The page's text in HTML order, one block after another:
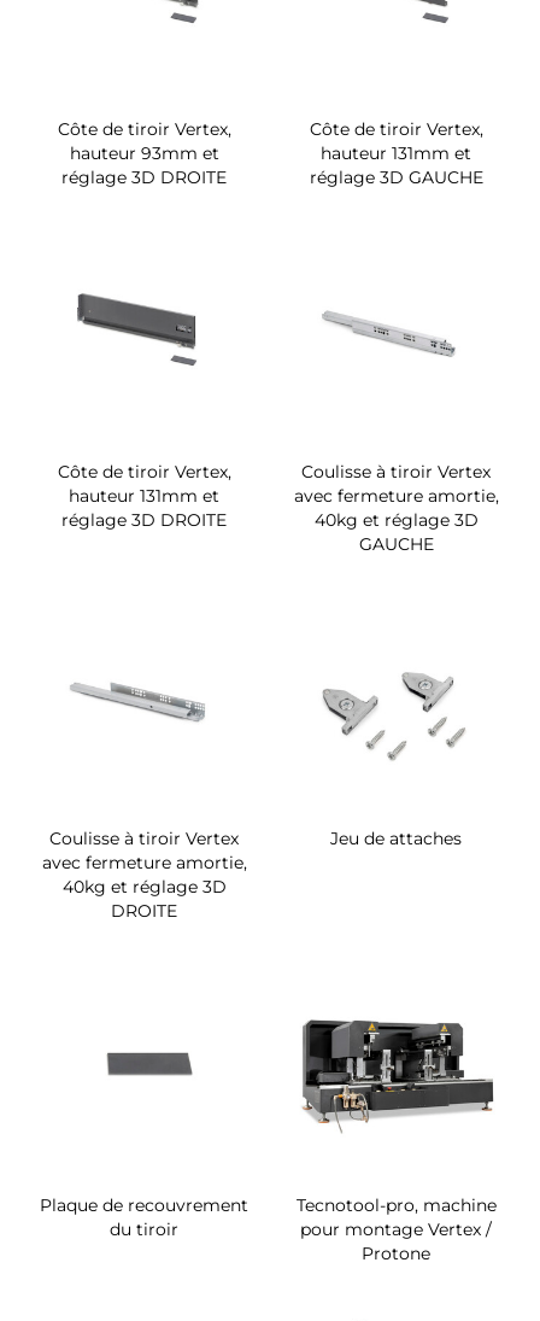
Côte de tiroir Vertex,
hauteur 93mm et
réglage 3D DROITE
Côte de tiroir Vertex,
hauteur 131mm et
réglage 3D GAUCHE
Côte de tiroir Vertex,
hauteur 131mm et
réglage 3D DROITE
Coulisse à tiroir Vertex
avec fermeture amortie,
40kg et réglage 3D
GAUCHE
Coulisse à tiroir Vertex
avec fermeture amortie,
40kg et réglage 3D
DROITE
Jeu de attaches
Plaque de recouvrement
du tiroir
Tecnotool-pro, machine
pour montage Vertex /
Protone